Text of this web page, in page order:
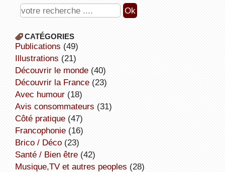
CATÉGORIES
publications (49)
illustrations (21)
découvrir le monde(40)
découvrir la France(23)
avec humour(18)
avis consommateurs (31)
côté pratique(47)
Francophonie(16)
Brico / Déco(23)
Santé / Bien être(42)
Musique,TV et autres peoples (28)